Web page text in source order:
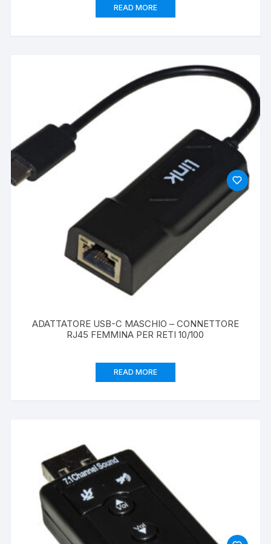
READ MORE
ADATTATORE USB-C MASCHIO – CONNETTORE
RJ45 FEMMINA PER RETI 10/100
READ MORE